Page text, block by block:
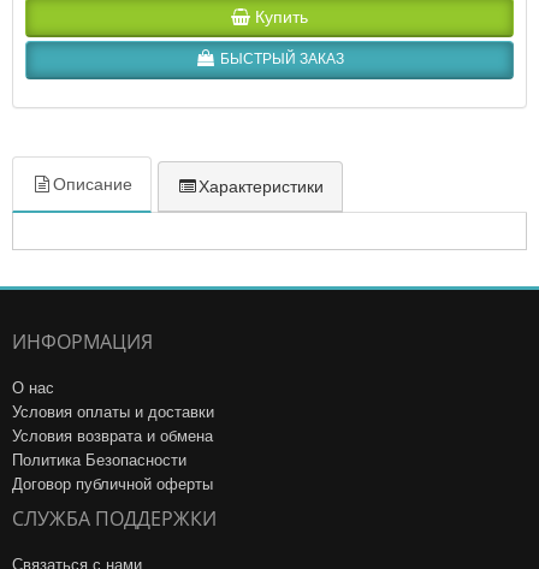
Купить
БЫСТРЫЙ ЗАКАЗ
Описание Характеристики
ИНФОРМАЦИЯ
О нас
Условия оплаты и доставки
Условия возврата и обмена
Политика Безопасности
Договор публичной оферты
СЛУЖБА ПОДДЕРЖКИ
Связаться с нами